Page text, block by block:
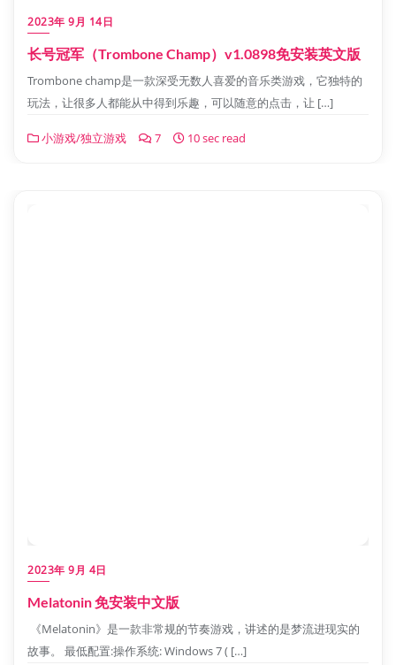
2023年 9月 14日
长号冠军（Trombone Champ）v1.0898免安装英文版
Trombone champ是一款深受无数人喜爱的音乐类游戏，它独特的
玩法，让很多人都能从中得到乐趣，可以随意的点击，让 […]
小游戏/独立游戏 7 10 sec read
2023年 9月 4日
Melatonin 免安装中文版
《Melatonin》是一款非常规的节奏游戏，讲述的是梦流进现实的
故事。 最低配置:操作系统: Windows 7 ( […]